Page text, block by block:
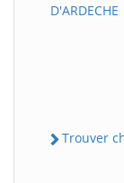
D'ARDECHE
Trouver